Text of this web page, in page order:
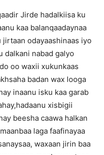
Jirde hadalkiisa ku
kaa balanqaadaynaa
jirtaan odayaashinaas iyo
dalkani nabad galyo
oo waxii xukunkaas
badan wax looga
inaanu isku kaa garab
xisbigii
beesha caawa halkan
laga faafinayaa
waxaan jirin baa